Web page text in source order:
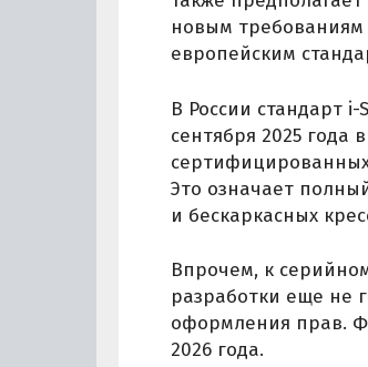
новым
европейским
В России стандарт
сентября 2025 года
сертифицированных
Это означает
и бескаркасных
Впрочем, к
разработки еще не
оформления прав.
2026 года.